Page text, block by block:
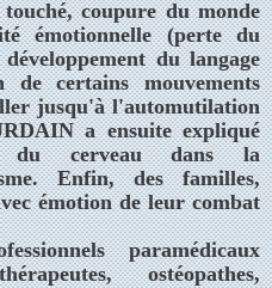
coupure du monde
émotionnelle (perte du
du langage
certains mouvements
jusqu'à l'automutilation
a ensuite expliqué
du cerveau dans la
Enfin, des familles,
émotion de leur combat
paramédicaux
ostéopathes,